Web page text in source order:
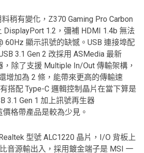
稍有變化，Z370 Gaming Pro Carbon
DisplayPort 1.2，彌補 HDMI 1.4b 無法
60Hz 顯示訊號的缺憾。USB 連接埠配
3.1 Gen 2 改採用 ASMedia 最新
，除了支援 Multiple In/Out 傳輸架構，
增加為 2 條，能帶來更高的傳輸速
搭配 Type-C 邏輯控制晶片在當下算是
3.1 Gen 1 加上訊號再生器
價格帶產品是較為少見。
型號 ALC1220 晶片，I/O 背板上
音源輸出入，採用鍍金端子是 MSI 一